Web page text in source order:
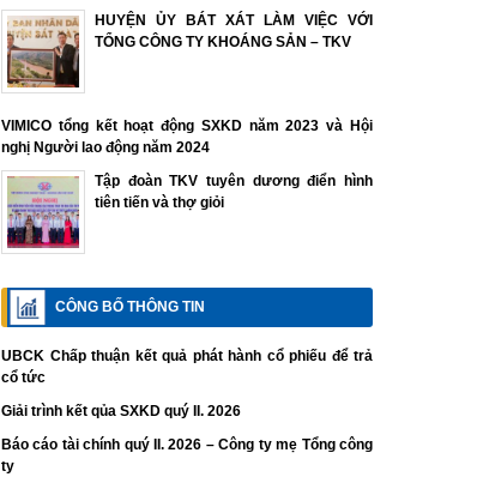
HUYỆN ỦY BÁT XÁT LÀM VIỆC VỚI
TỔNG CÔNG TY KHOÁNG SẢN – TKV
VIMICO tổng kết hoạt động SXKD năm 2023 và Hội
nghị Người lao động năm 2024
Tập đoàn TKV tuyên dương điển hình
tiên tiến và thợ giỏi
CÔNG BỐ THÔNG TIN
UBCK Chấp thuận kết quả phát hành cổ phiếu để trả
cổ tức
Giải trình kết qủa SXKD quý II. 2026
Báo cáo tài chính quý II. 2026 – Công ty mẹ Tổng công
ty